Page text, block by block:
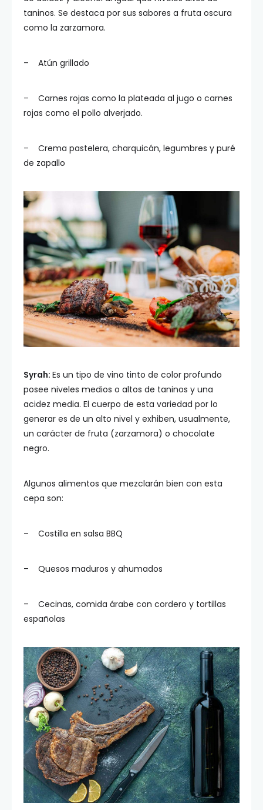
taninos. Se destaca por sus sabores a fruta oscura
como la zarzamora.
– Atún grillado
– Carnes rojas como la plateada al jugo o carnes
rojas como el pollo alverjado.
– Crema pastelera, charquicán, legumbres y puré
de zapallo
Syrah: Es un tipo de vino tinto de color profundo
posee niveles medios o altos de taninos y una
acidez media. El cuerpo de esta variedad por lo
generar es de un alto nivel y exhiben, usualmente,
un carácter de fruta (zarzamora) o chocolate
negro.
Algunos alimentos que mezclarán bien con esta
cepa son:
– Costilla en salsa BBQ
– Quesos maduros y ahumados
– Cecinas, comida árabe con cordero y tortillas
españolas